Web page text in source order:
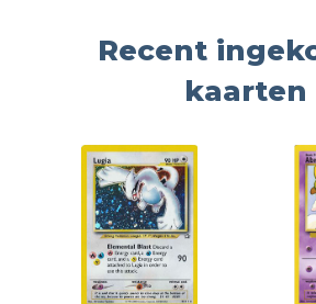
Recent
kaarten